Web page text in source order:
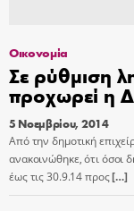
Οικονομία
Σε ρύθμιση
προχωρεί η
5 Νοεμβρίου, 2014
Από την δημοτική
ανακοινώθηκε, ότι όσοι
έως τις 30.9.14 προς[…]